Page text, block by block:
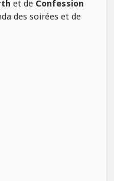
et de Confession
des soirées et de